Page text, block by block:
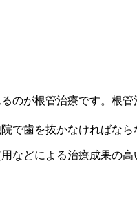
のが根管治療です。根
で歯を抜かなければな
などによる治療成果の高